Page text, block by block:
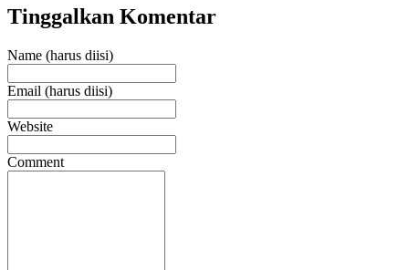
Tinggalkan Komentar
Name (harus diisi)
Email (harus diisi)
Website
Comment